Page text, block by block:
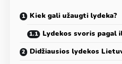
Kiek gali užaugti lydeka?
Lydekos svoris pagal
Didžiausios lydekos